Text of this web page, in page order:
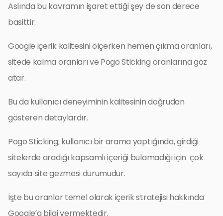
Aslında bu kavramın işaret ettiği şey de son derece
basittir.
Google içerik kalitesini ölçerken hemen çıkma oranları,
sitede kalma oranları ve Pogo Sticking oranlarına göz
atar.
Bu da kullanıcı deneyiminin kalitesinin doğrudan
gösteren detaylardır.
Pogo Sticking; kullanıcı bir arama yaptığında, girdiği
sitelerde aradığı kapsamlı içeriği bulamadığı için çok
sayıda site gezmesi durumudur.
İşte bu oranlar temel olarak içerik stratejisi hakkında
Google’a bilgi vermektedir.